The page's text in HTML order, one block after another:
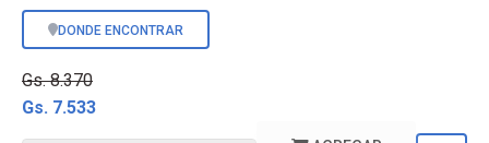
DONDE ENCONTRAR
Gs. 8.370
Gs. 7.533